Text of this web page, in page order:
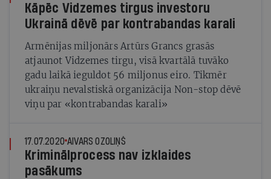
Kāpēc Vidzemes tirgus investoru
Ukrainā dēvē par kontrabandas karali
Armēnijas miljonārs Artūrs Grancs grasās
atjaunot Vidzemes tirgu, visā kvartālā tuvāko
gadu laikā ieguldot 56 miljonus eiro. Tikmēr
ukraiņu nevalstiskā organizācija Non-stop dēvē
viņu par «kontrabandas karali»
17.07.2020 AIVARS OZOLIŅŠ
Kriminālprocess nav izklaides
pasākums